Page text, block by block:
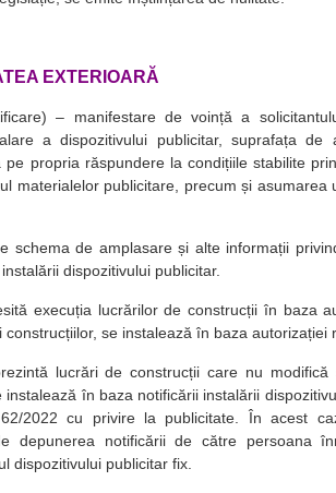
EXTERIOARĂ
– manifestare de voință a
a dispozitivului publicitar, suprafața de
propria răspundere la condițiile stabilite
materialelor publicitare, precum și asumarea
schema de amplasare și alte informații
dispozitivului publicitar.
execuția lucrărilor de construcții în baza
se instalează în baza autorizației
lucrări de construcții care nu modifică
în baza notificării instalării
2022 cu privire la publicitate. În acest
depunerea notificării de către persoana
dispozitivului publicitar fix.